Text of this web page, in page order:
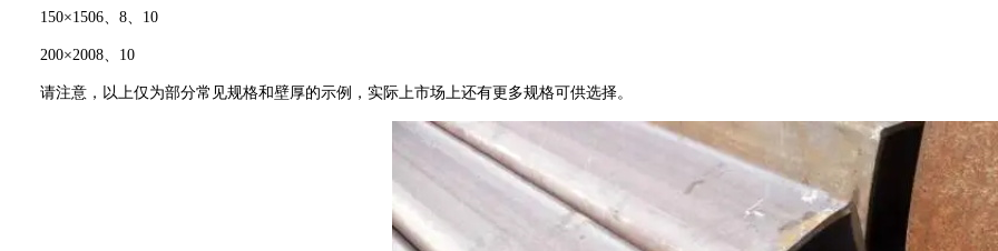
150×1506、8、10
200×2008、10
请注意，以上仅为部分常见规格和壁厚的示例，实际上市场上还有更多规格可供选择。